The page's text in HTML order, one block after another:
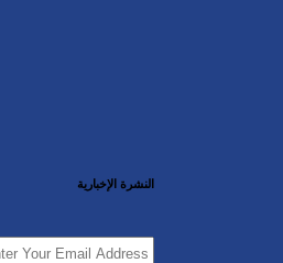
النشرة الإخبارية